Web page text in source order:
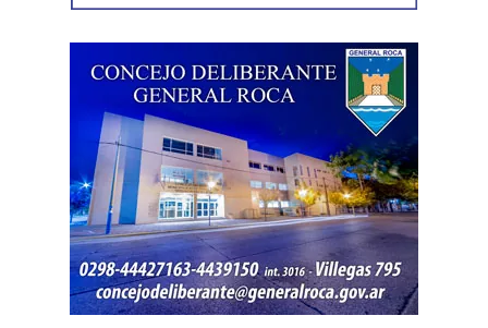
ni qué parte correspondía al progenitor.
La jueza también examinó una certificación contable que
él mismo presentó. Ese documento informó un promedio
de ingresos durante un período determinado y consignó
una relación laboral con una de las empresas. El fallo
aclaró que esos datos no reflejaban necesariamente la
totalidad de los recursos, ya que existían otras
participaciones comerciales acreditadas en la causa.
El informe bancario añadió otro elemento. La cuenta